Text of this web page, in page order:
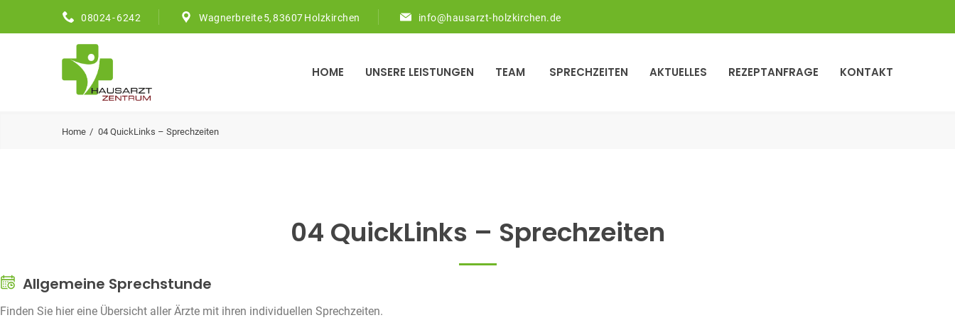
08024 - 6242 Wagnerbreite 5, 83607 Holzkirchen info@hausarzt-holzkirchen.de
HOME UNSERE LEISTUNGEN TEAM SPRECHZEITEN AKTUELLES REZEPTANFRAGE KONTAKT
Home 04 QuickLinks – Sprechzeiten
04 QuickLinks – Sprechzeiten
Allgemeine Sprechstunde
Finden Sie hier eine Übersicht aller Ärzte mit ihren individuellen Sprechzeiten.